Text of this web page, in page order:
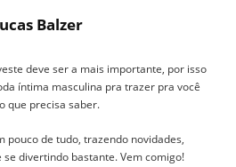
Balzer
deve ser a mais importante, por isso
íntima masculina pra trazer pra você
que precisa saber.
pouco de tudo, trazendo novidades,
divertindo bastante. Vem comigo!